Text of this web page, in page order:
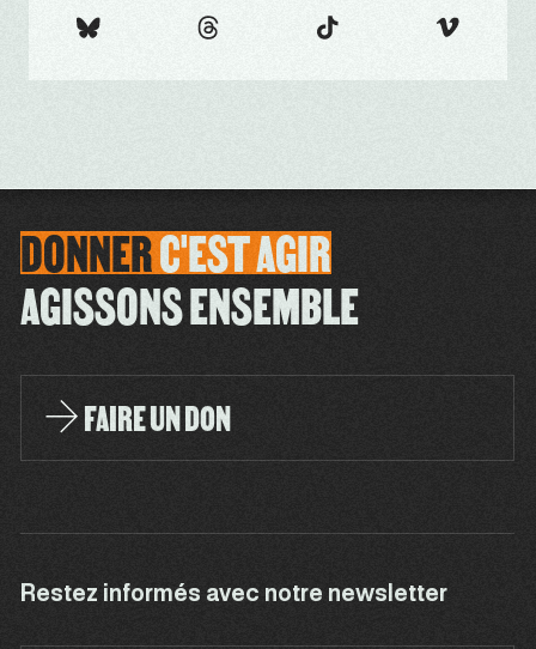
DONNERC'ESTAGIR
AGISSONS ENSEMBLE
FAIRE UN DON
Restez informés avec notre newsletter